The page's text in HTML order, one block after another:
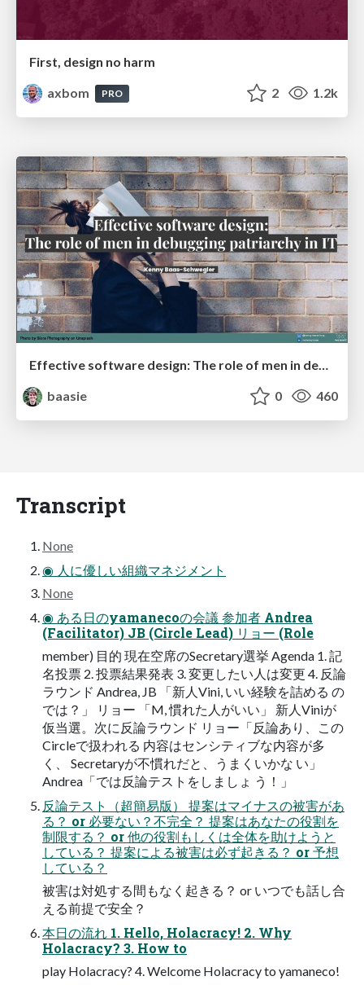
First, design no harm
axbom
PRO 2 1.2k
Effective software design: The role of men in debugging patriarchy in IT @ Voxxed Days AMS
baasie
0 460
Transcript
None
◉ 人に優しい組織マネジメント
None
◉ ある日のyamanecoの会議 参加者 Andrea
(Facilitator) JB (Circle Lead) リョー (Role
member) 目的 現在空席のSecretary選挙 Agenda 1. 記
名投票 2. 投票結果発表 3. 変更したい人は変更 4. 反論
ラウンド Andrea, JB 「新人Vini, いい経験を詰める の
では？」 リョー 「M, 慣れた人がいい」 新人Viniが
仮当選。次に反論ラウンド リョー「反論あり、この
Circleで扱われる 内容はセンシティブな内容が多
く、 Secretaryが不慣れだと、うまくいかな い」
Andrea「では反論テストをしましょ う！」
反論テスト（超簡易版） 提案はマイナスの被害があ
る？ or 必要ない？不完全？ 提案はあなたの役割を
制限する？ or 他の役割もしくは全体を助けようと
している？ 提案による被害は必ず起きる？ or 予想
している？
被害は対処する間もなく起きる？ or いつでも話し合
える前提で安全？
本日の流れ 1. Hello, Holacracy! 2. Why
Holacracy? 3. How to
play Holacracy? 4. Welcome Holacracy to yamaneco!